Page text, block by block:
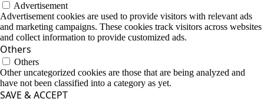
Advertisement
Advertisement cookies are used to provide visitors with relevant ads
and marketing campaigns. These cookies track visitors across websites
and collect information to provide customized ads.
Others
Others
Other uncategorized cookies are those that are being analyzed and
have not been classified into a category as yet.
SAVE & ACCEPT